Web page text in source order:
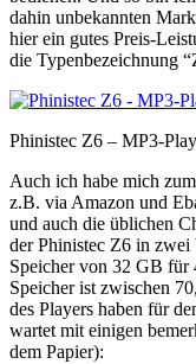
dahin unbekannten
hier ein gutes Preis-
die Typenbezeichnung
Phinistec Z6 – MP3-
Auch ich habe mich
z.B. via Amazon und
und auch die üblichen
der Phinistec Z6 in zwei
Speicher von 32 GB für
Speicher ist zwischen
des Players haben für
wartet mit einigen
dem Papier):